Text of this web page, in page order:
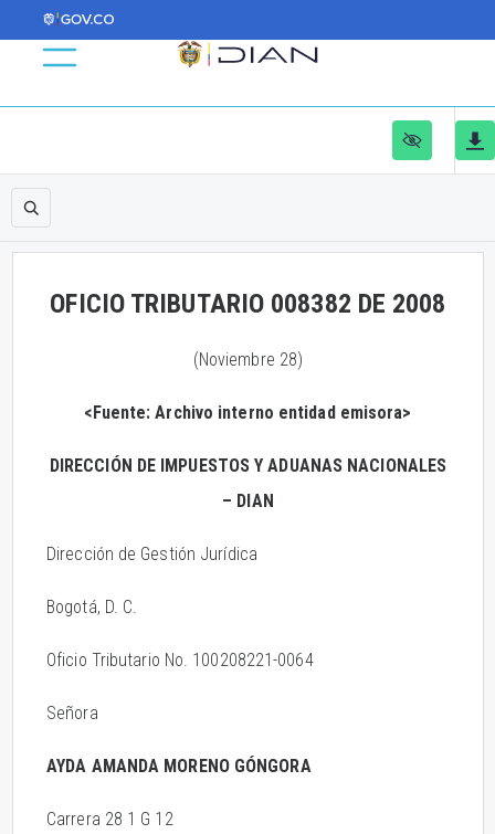
OFICIO TRIBUTARIO 008382 DE 2008
(Noviembre 28)
<Fuente: Archivo interno entidad emisora>
DIRECCIÓN DE IMPUESTOS Y ADUANAS NACIONALES
– DIAN
Dirección de Gestión Jurídica
Bogotá, D. C.
Oficio Tributario No. 100208221-0064
Señora
AYDA AMANDA MORENO GÓNGORA
Carrera 28 1 G 12